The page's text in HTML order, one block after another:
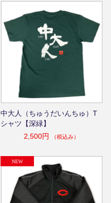
中大人（ちゅうだいんちゅ）T
シャツ【深緑】
2,500円
（税込み）